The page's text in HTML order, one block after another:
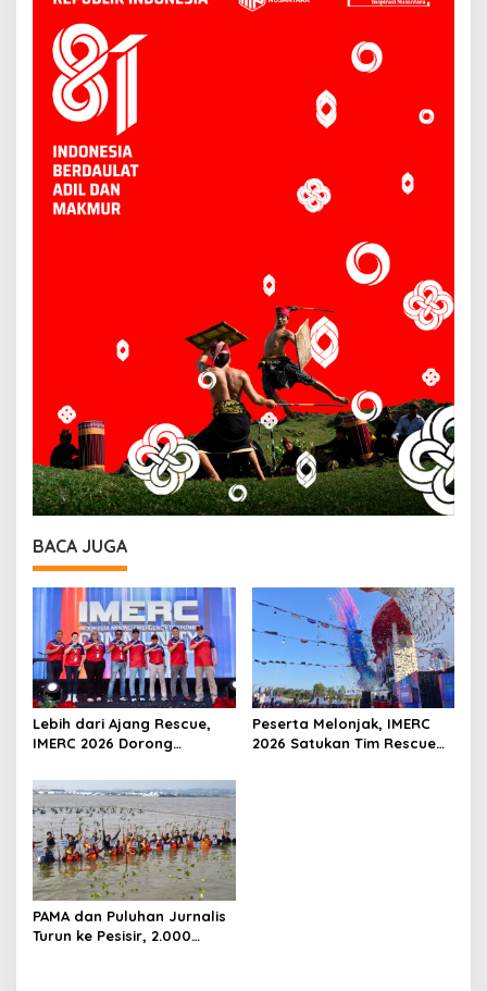
BACA JUGA
Lebih dari Ajang Rescue,
IMERC 2026 Dorong
Kompeten untuk Indonesia
Peserta Melonjak, IMERC
2026 Satukan Tim Rescue
PAMA dan Puluhan Jurnalis
Turun ke Pesisir, 2.000